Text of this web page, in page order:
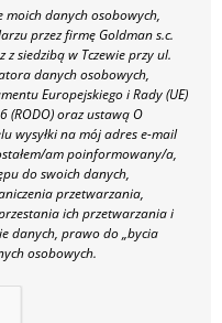
moich danych osobowych,
przez firmę Goldman s.c.
z siedzibą w Tczewie przy ul.
danych osobowych,
Europejskiego i Rady (UE)
oraz ustawą O
wysyłki na mój adres e-mail
am poinformowany/a,
do swoich danych,
przetwarzania,
ich przetwarzania i
danych, prawo do „bycia
osobowych.